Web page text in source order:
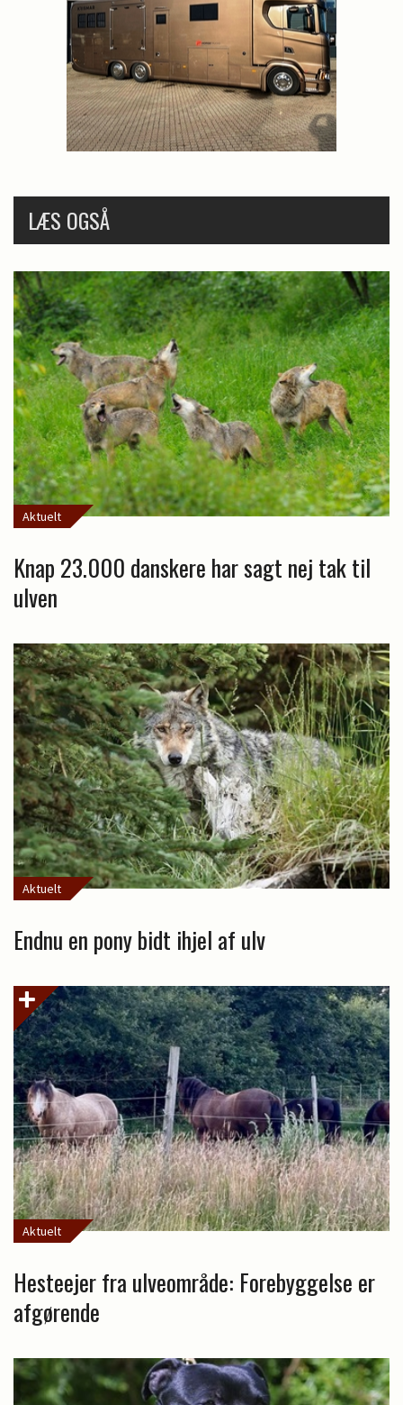
LÆS OGSÅ
Aktuelt
Knap 23.000 danskere har sagt nej tak til
ulven
Aktuelt
Endnu en pony bidt ihjel af ulv
Aktuelt
Hesteejer fra ulveområde: Forebyggelse er
afgørende